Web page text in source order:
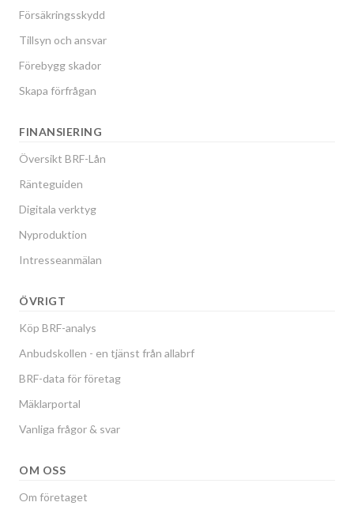
Försäkringsskydd
Tillsyn och ansvar
Förebygg skador
Skapa förfrågan
FINANSIERING
Översikt BRF-Lån
Ränteguiden
Digitala verktyg
Nyproduktion
Intresseanmälan
ÖVRIGT
Köp BRF-analys
Anbudskollen - en tjänst från allabrf
BRF-data för företag
Mäklarportal
Vanliga frågor & svar
OM OSS
Om företaget